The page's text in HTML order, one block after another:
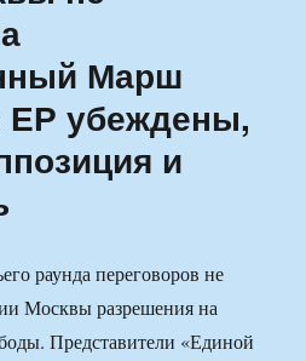
Марш
убеждены,
и
раунда переговоров не
Москвы разрешения на
Представители «Единой